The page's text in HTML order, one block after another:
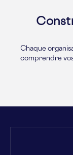
Chaque
comprendre